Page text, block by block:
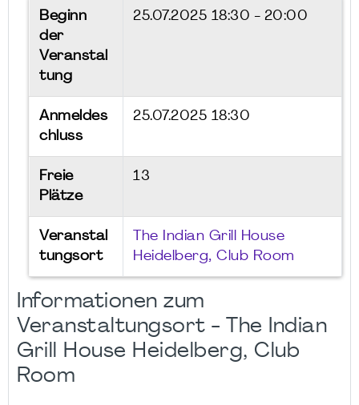
Beginn
der
Veranstal
tung
25.07.2025 18:30 - 20:00
Anmeldes
chluss
25.07.2025 18:30
Freie
Plätze
13
Veranstal
tungsort
The Indian Grill House
Heidelberg, Club Room
Informationen zum
Veranstaltungsort - The Indian
Grill House Heidelberg, Club
Room